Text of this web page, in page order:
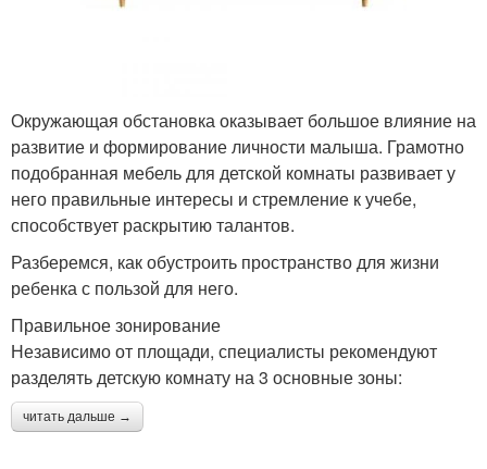
Окружающая обстановка оказывает большое влияние на
развитие и формирование личности малыша. Грамотно
подобранная мебель для детской комнаты развивает у
него правильные интересы и стремление к учебе,
способствует раскрытию талантов.
Разберемся, как обустроить пространство для жизни
ребенка с пользой для него.
Правильное зонирование
Независимо от площади, специалисты рекомендуют
разделять детскую комнату на 3 основные зоны:
читать дальше →